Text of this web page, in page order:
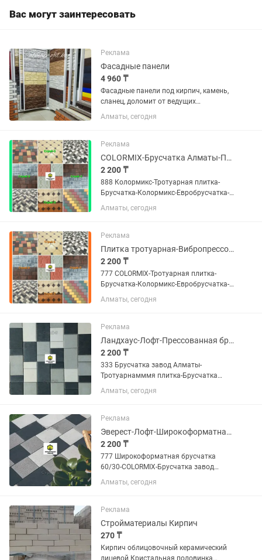
Вас могут заинтересовать
Реклама
Фасадные панели
4 960 ₸
Фасадные панели под кирпич, камень,
сланец, доломит от ведущих
производителей - стиль и качество для
вашего дома! Ищете идеальный
Обратите ваше внимание на...
Алматы, сегодня
Реклама
COLORMIX-Брусчатка Алматы-Плитка тротуарная в Алматы
2 200 ₸
888 Колормикс-Тротуарная плитка-
Брусчатка-Колормикс-Евробрусчатка-
Брусчатка Алматы-Плитка тротуарная-
Брусчатка Алматы завод Если Вы не
нам на номер Билайн, мы...
Алматы, сегодня
Реклама
Плитка тротуарная-Вибропрессованная брусчатка-COLORMIX
2 200 ₸
777 COLORMIX-Тротуарная плитка-
Брусчатка-Колормикс-Евробрусчатка-
Брусчатка Алматы-Плитка тротуарная-
Брусчатка Алматы завод Если Вы не
нам на номер Билайн, мы...
Алматы, сегодня
Реклама
Ландхаус-Лофт-Прессованная брусчатка Алматы-Тротуарная плитка
2 200 ₸
333 Брусчатка завод Алматы-
Тротуарнамммя плитка-Брусчатка
Колормикс-Брусчатка color-mix завод
Алматы Если Вы не дозвонились,
обязательно Вам ответим!
Тротуарная...
Алматы, сегодня
Реклама
Эверест-Лофт-Широкоформатная брусчатка прессованная-Тротуарная плитка
2 200 ₸
777 Широкоформатная брусчатка
60/30-СОLORMIX-Брусчатка завод
Алматы-Тротуарная плитка-Брусчатка
Колормикс-Брусчатка color-mix завод
пожалуйста, напишите нам на номер...
Алматы, сегодня
Реклама
Стройматериалы Кирпич
270 ₸
Кирпич облицовочный керамический
лицевой Кристальная половинка